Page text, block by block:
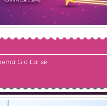
Gia Lai sẽ